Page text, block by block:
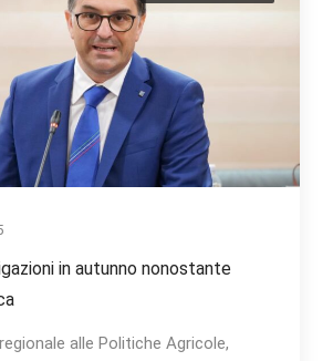
in autunno nonostante
alle Politiche Agricole,